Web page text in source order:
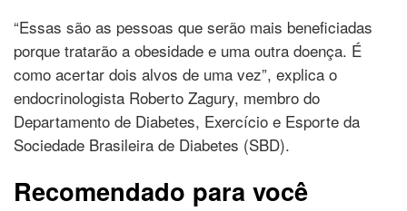
“Essas são as pessoas que serão mais beneficiadas
porque tratarão a obesidade e uma outra doença. É
como acertar dois alvos de uma vez”, explica o
endocrinologista Roberto Zagury, membro do
Departamento de Diabetes, Exercício e Esporte da
Sociedade Brasileira de Diabetes (SBD).
Recomendado para você